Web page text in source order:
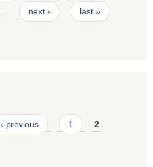
… next › last »
‹ previous 1 2